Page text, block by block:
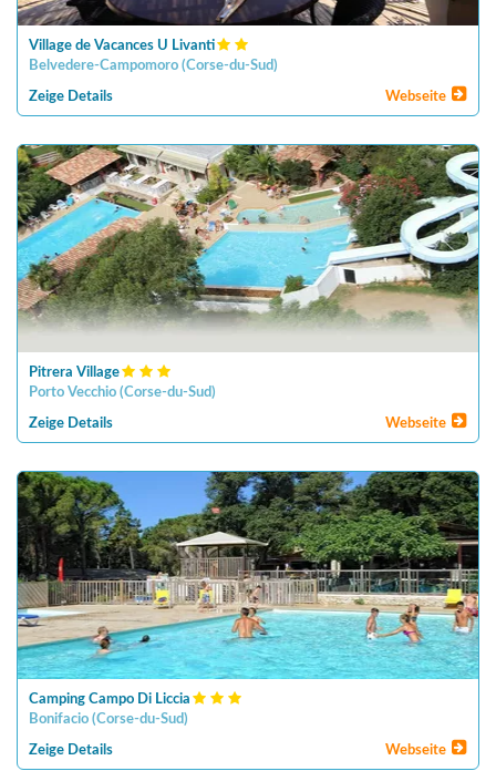
Village de Vacances U Livanti
Belvedere-Campomoro (Corse-du-Sud)
Zeige Details Webseite
Pitrera Village
Porto Vecchio (Corse-du-Sud)
Zeige Details Webseite
Camping Campo Di Liccia
Bonifacio (Corse-du-Sud)
Zeige Details Webseite